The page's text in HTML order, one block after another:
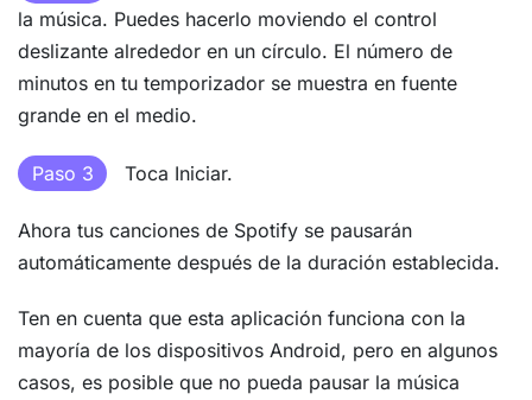
la música. Puedes hacerlo moviendo el control
deslizante alrededor en un círculo. El número de
minutos en tu temporizador se muestra en fuente
grande en el medio.
Paso 3 Toca Iniciar.
Ahora tus canciones de Spotify se pausarán
automáticamente después de la duración establecida.
Ten en cuenta que esta aplicación funciona con la
mayoría de los dispositivos Android, pero en algunos
casos, es posible que no pueda pausar la música